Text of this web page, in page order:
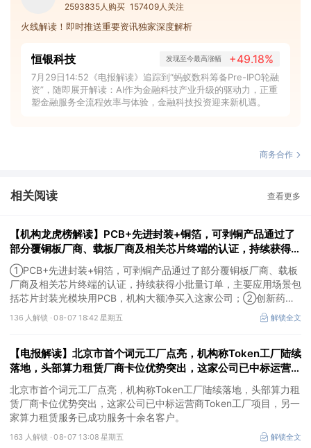
2593835人购买 157409人关注
火线解读！即时推送重要资讯独家深度解析
恒银科技 发现至今最高涨幅 +49.18%
7月29日14:52《电报解读》追踪到“蚂蚁数科筹备Pre-IPO轮融
资”，随即展开解读：AI作为金融科技产业升级的驱动力，正重
塑金融服务全流程效率与体验，金融科技投资迎来新机遇。
商务合作
相关阅读 查看更多
【机构龙虎榜解读】PCB+先进封装+铜箔，可剥铜产品通过了
部分覆铜板厂商、载板厂商及相关芯片终端的认证，持续获得小
批量订单，主要应用场景包括芯片封装光模块用PCB，机构大
额净买入这家公司
①PCB+先进封装+铜箔，可剥铜产品通过了部分覆铜板厂商、载板
厂商及相关芯片终端的认证，持续获得小批量订单，主要应用场景包
括芯片封装光模块用PCB，机构大额净买入这家公司；②创新药
CDMO+减肥药，收购国外知名CRO企业，在创新药API的化学合成
等方面具有丰富经验，具备承接细胞与基因治疗产品商业化受托生产
136 人解锁 ·08-07 18:42 星期五 解锁全文
【电报解读】北京市首个词元工厂点亮，机构称Token工厂陆续
落地，头部算力租赁厂商卡位优势突出，这家公司已中标运营商
Token工厂项目
北京市首个词元工厂点亮，机构称Token工厂陆续落地，头部算力租
赁厂商卡位优势突出，这家公司已中标运营商Token工厂项目，另一
家算力租赁服务已成功服务十余名客户。
163 人解锁 ·08-07 13:08 星期五 解锁全文